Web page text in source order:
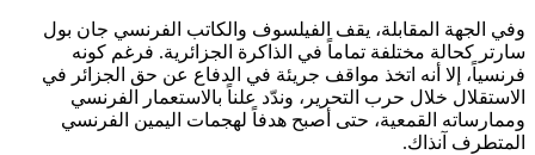
وفي الجهة المقابلة، يقف الفيلسوف والكاتب الفرنسي جان بول
سارتر كحالة مختلفة تماماً في الذاكرة الجزائرية. فرغم كونه
فرنسياً، إلا أنه اتخذ مواقف جريئة في الدفاع عن حق الجزائر في
الاستقلال خلال حرب التحرير، وندّد علناً بالاستعمار الفرنسي
وممارساته القمعية، حتى أصبح هدفاً لهجمات اليمين الفرنسي
المتطرف آنذاك.